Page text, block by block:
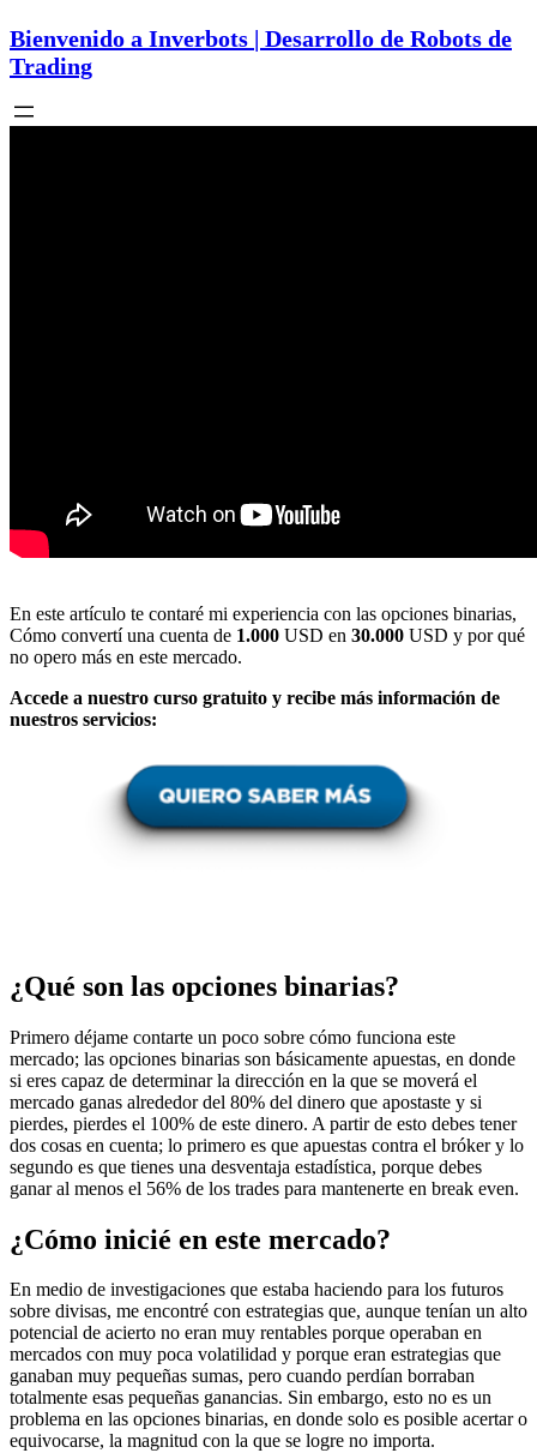
Bienvenido a Inverbots | Desarrollo de Robots de
Trading
En este artículo te contaré mi experiencia con las opciones binarias,
Cómo convertí una cuenta de 1.000 USD en 30.000 USD y por qué
no opero más en este mercado.
Accede a nuestro curso gratuito y recibe más información de
nuestros servicios:
¿Qué son las opciones binarias?
Primero déjame contarte un poco sobre cómo funciona este
mercado; las opciones binarias son básicamente apuestas, en donde
si eres capaz de determinar la dirección en la que se moverá el
mercado ganas alrededor del 80% del dinero que apostaste y si
pierdes, pierdes el 100% de este dinero. A partir de esto debes tener
dos cosas en cuenta; lo primero es que apuestas contra el bróker y lo
segundo es que tienes una desventaja estadística, porque debes
ganar al menos el 56% de los trades para mantenerte en break even.
¿Cómo inicié en este mercado?
En medio de investigaciones que estaba haciendo para los futuros
sobre divisas, me encontré con estrategias que, aunque tenían un alto
potencial de acierto no eran muy rentables porque operaban en
mercados con muy poca volatilidad y porque eran estrategias que
ganaban muy pequeñas sumas, pero cuando perdían borraban
totalmente esas pequeñas ganancias. Sin embargo, esto no es un
problema en las opciones binarias, en donde solo es posible acertar o
equivocarse, la magnitud con la que se logre no importa.